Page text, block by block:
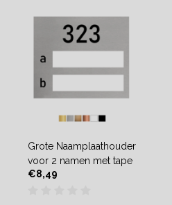
Grote Naamplaathouder
voor 2 namen met tape
€8,49